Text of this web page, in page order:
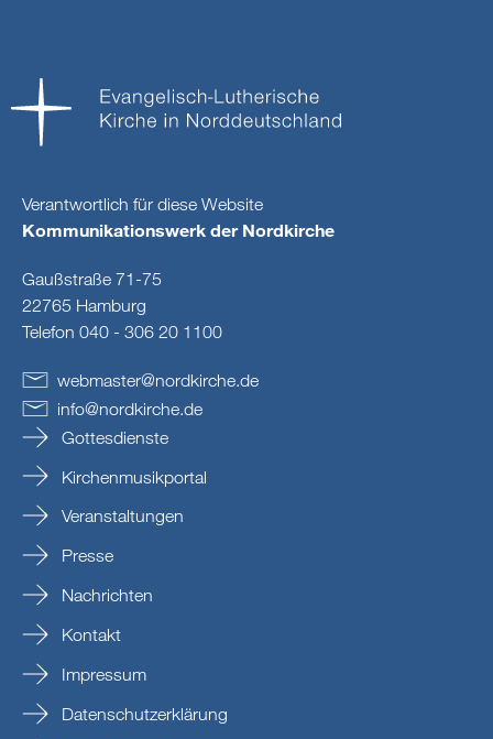
Verantwortlich für diese Website
Kommunikationswerk der Nordkirche
Gaußstraße 71-75
22765 Hamburg
Telefon 040 - 306 20 1100
webmaster@nordkirche.de
info@nordkirche.de
Gottesdienste
Kirchenmusikportal
Veranstaltungen
Presse
Nachrichten
Kontakt
Impressum
Datenschutzerklärung